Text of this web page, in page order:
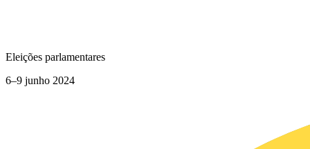
Eleições parlamentares
6–9 junho 2024